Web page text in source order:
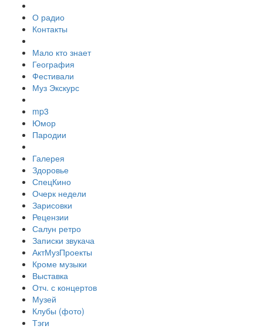
О радио
Контакты
Мало кто знает
География
Фестивали
Муз Экскурс
mp3
Юмор
Пародии
Галерея
Здоровье
СпецКино
Очерк недели
Зарисовки
Рецензии
Салун ретро
Записки звукача
АктМузПроекты
Кроме музыки
Выставка
Отч. с концертов
Музей
Клубы (фото)
Тэги